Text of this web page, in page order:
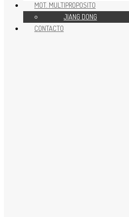
Sin categorizar
MOT. MULTIPROPOSITO
JIANG DONG
CONTACTO